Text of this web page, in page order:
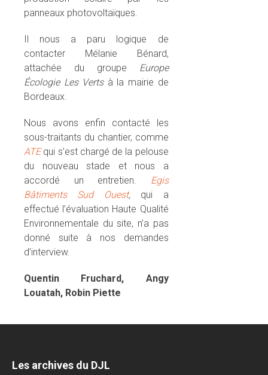
panneaux photovoltaïques.
Il nous a paru logique de
contacter Mélanie Bénard,
attachée du groupe Europe
Écologie Les Vertsà la mairie de
Bordeaux.
Nous avons enfin contacté les
sous-traitants du chantier, comme
ATEqui s’est chargé de la pelouse
du nouveau stade et nous a
accordé un entretien. Egis
Bâtiments Sud Ouest,qui a
effectué l’évaluation Haute Qualité
Environnementale du site, n’a pas
donné suite à nos demandes
d’interview.
Quentin Fruchard, Angy
Louatah, Robin Piette
Les archives du DJL